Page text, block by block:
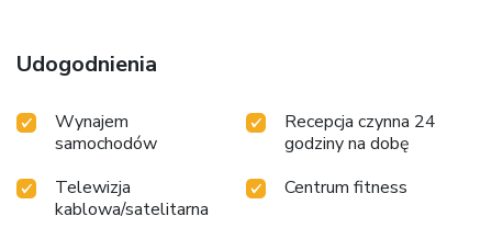
Udogodnienia
Wynajem
samochodów
Recepcja czynna 24
godziny na dobę
Telewizja
kablowa/satelitarna
Centrum fitness